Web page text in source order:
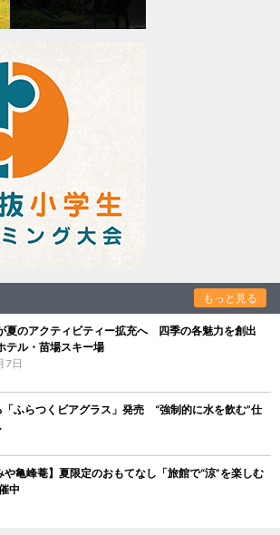
もっと見る
夏のアクティビティー拡充へ 四季の各魅力を創出
テル・苗場スキー場
7日
「ふらつくビアグラス」発売 “強制的に水を飲む”仕
や亀峰菴】夏限定のおもてなし「旅館で“涼”を楽しむ
中